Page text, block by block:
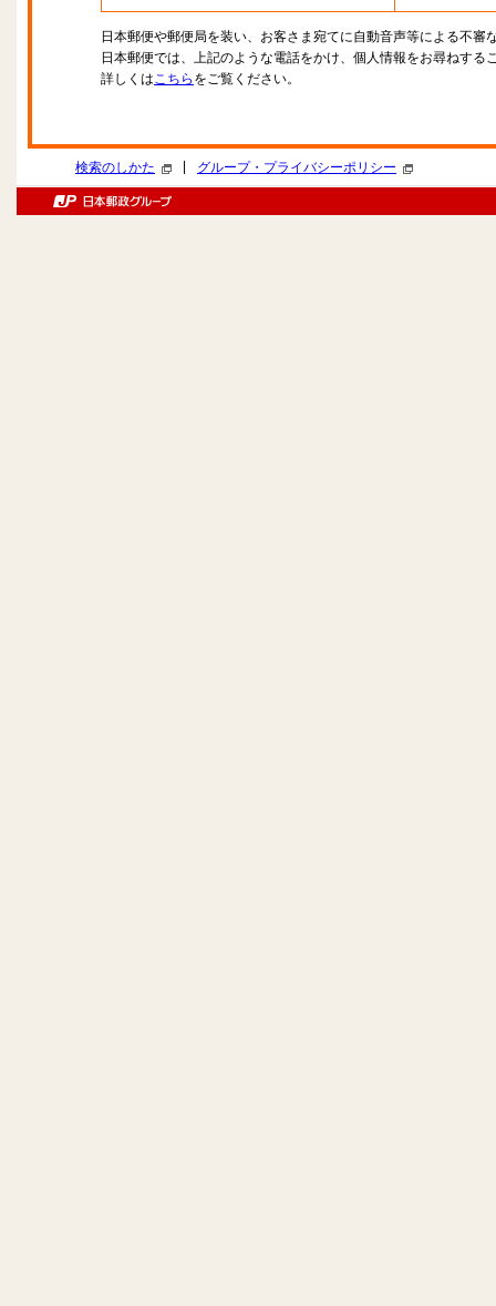
日本郵便や郵便局を装い、お客さま宛てに自動音声等による不審
日本郵便では、上記のような電話をかけ、個人情報をお尋ねする
詳しくはこちら をご覧ください。
検索のしかた グループ・プライバシーポリシー